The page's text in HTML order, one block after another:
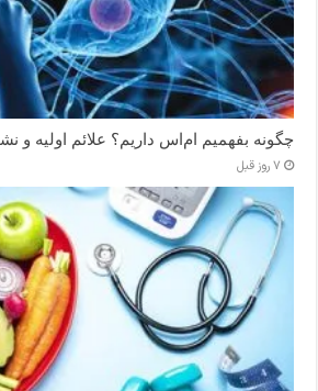
چگونه بفهمیم ام‌اس داریم؟ علائم اولیه و
7 روز قبل